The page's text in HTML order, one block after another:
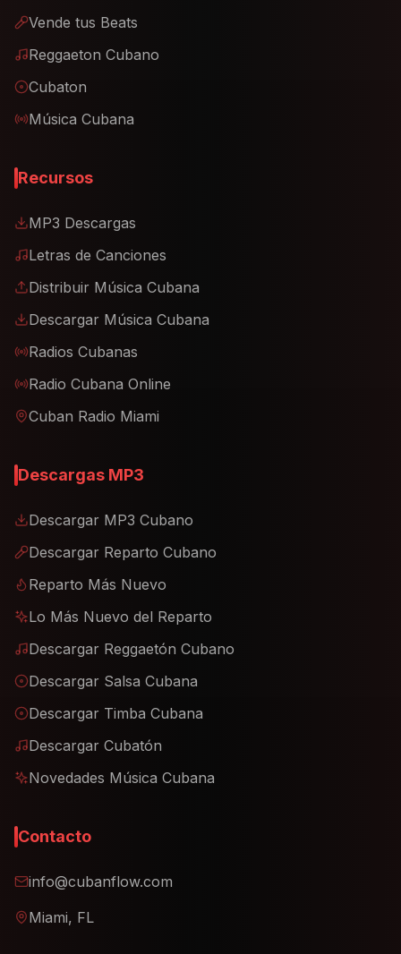
Vende tus Beats
Reggaeton Cubano
Cubaton
Música Cubana
Recursos
MP3 Descargas
Letras de Canciones
Distribuir Música Cubana
Descargar Música Cubana
Radios Cubanas
Radio Cubana Online
Cuban Radio Miami
Descargas MP3
Descargar MP3 Cubano
Descargar Reparto Cubano
Reparto Más Nuevo
Lo Más Nuevo del Reparto
Descargar Reggaetón Cubano
Descargar Salsa Cubana
Descargar Timba Cubana
Descargar Cubatón
Novedades Música Cubana
Contacto
info@cubanflow.com
Miami, FL